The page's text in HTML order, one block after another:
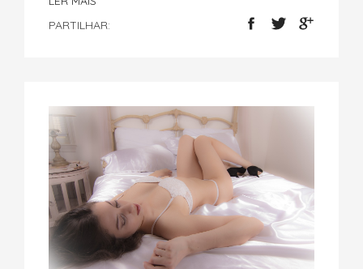
PARTILHAR: